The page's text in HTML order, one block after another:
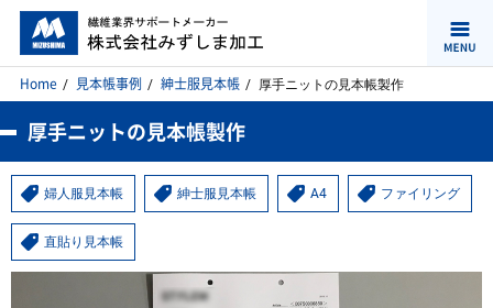
Home 見本帳事例 紳士服見本帳 厚手ニットの見本帳製作
厚手ニットの見本帳製作
婦人服見本帳 紳士服見本帳 A4 ファイリング
直貼り見本帳